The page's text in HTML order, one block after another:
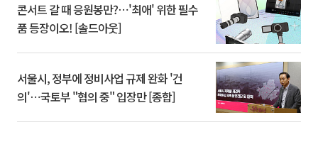
콘서트 갈 때 응원봉만?⋯'최애' 위한 필수
품 등장이오! [솔드아웃]
서울시, 정부에 정비사업 규제 완화 '건
의'⋯국토부 "협의 중" 입장만 [종합]